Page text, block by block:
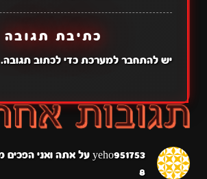
כתיבת תגובה
יש להתחבר למערכתכדי לכתוב תגובה.
yeho951753 על
8